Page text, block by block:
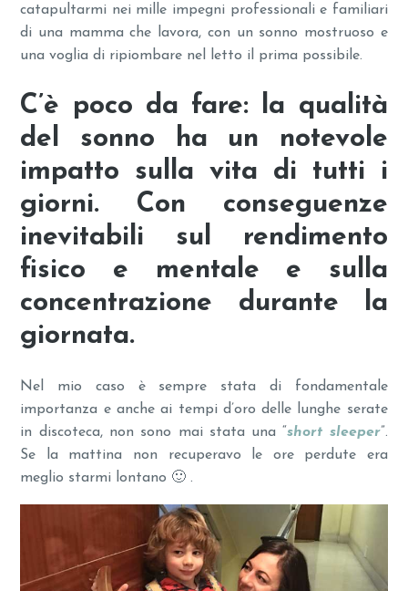
catapultarmi nei mille impegni professionali e familiari
di una mamma che lavora, con un sonno mostruoso e
una voglia di ripiombare nel letto il prima possibile.
C’è poco da fare: la qualità
del sonno ha un notevole
impatto sulla vita di tutti i
giorni. Con conseguenze
inevitabili sul rendimento
fisico e mentale e sulla
concentrazione durante la
giornata.
Nel mio caso è sempre stata di fondamentale
importanza e anche ai tempi d’oro delle lunghe serate
in discoteca, non sono mai stata una “short sleeper”.
Se la mattina non recuperavo le ore perdute era
meglio starmi lontano 🙂 .